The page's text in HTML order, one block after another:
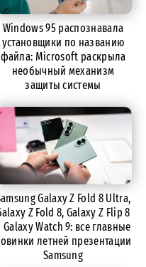
Windows 95 распознавала
установщики по названию
файла: Microsoft раскрыла
необычный механизм
защиты системы
Galaxy Z Fold 8 Ultra,
Z Fold 8, Galaxy Z Flip 8
Galaxy Watch 9: все главные
летней презентации
Samsung